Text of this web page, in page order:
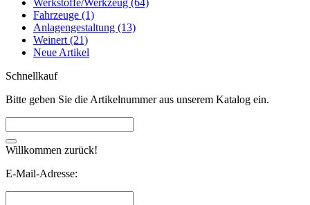
Werkstoffe/Werkzeug (64)
Fahrzeuge (1)
Anlagengestaltung (13)
Weinert (21)
Neue Artikel
Schnellkauf
Bitte geben Sie die Artikelnummer aus unserem Katalog ein.
Willkommen zurück!
E-Mail-Adresse: